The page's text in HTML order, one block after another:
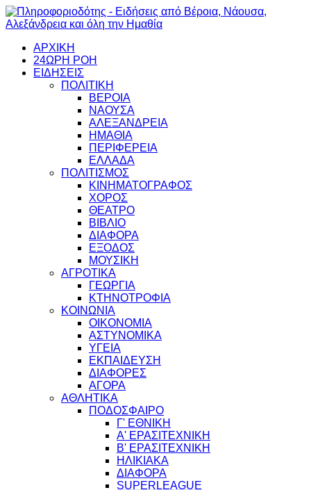
ΑΡΧΙΚΗ
24ΩΡΗ ΡΟΗ
ΕΙΔΗΣΕΙΣ
ΠΟΛΙΤΙΚΗ
ΒΕΡΟΙΑ
ΝΑΟΥΣΑ
ΑΛΕΞΑΝΔΡΕΙΑ
ΗΜΑΘΙΑ
ΠΕΡΙΦΕΡΕΙΑ
ΕΛΛΑΔΑ
ΠΟΛΙΤΙΣΜΟΣ
ΚΙΝΗΜΑΤΟΓΡΑΦΟΣ
ΧΟΡΟΣ
ΘΕΑΤΡΟ
ΒΙΒΛΙΟ
ΔΙΑΦΟΡΑ
ΕΞΟΔΟΣ
ΜΟΥΣΙΚΗ
ΑΓΡΟΤΙΚΑ
ΓΕΩΡΓΙΑ
ΚΤΗΝΟΤΡΟΦΙΑ
ΚΟΙΝΩΝΙΑ
ΟΙΚΟΝΟΜΙΑ
ΑΣΤΥΝΟΜΙΚΑ
ΥΓΕΙΑ
ΕΚΠΑΙΔΕΥΣΗ
ΔΙΑΦΟΡΕΣ
ΑΓΟΡΑ
ΑΘΛΗΤΙΚΑ
ΠΟΔΟΣΦΑΙΡΟ
Γ' ΕΘΝΙΚΗ
Α' ΕΡΑΣΙΤΕΧΝΙΚΗ
Β' ΕΡΑΣΙΤΕΧΝΙΚΗ
ΗΛΙΚΙΑΚΑ
ΔΙΑΦΟΡΑ
SUPERLEAGUE